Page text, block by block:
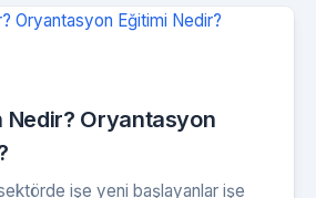
Nedir? Oryantasyon
işe yeni başlayanlar işe